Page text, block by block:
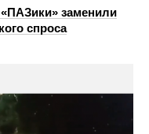
заменили
спроса